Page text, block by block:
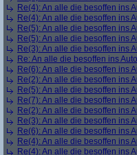
Re(4): An alle die besoffen ins
Re(4): An alle die besoffen ins
Re(5): An alle die besoffen ins
Re(5): An alle die besoffen ins
Re(3): An alle die besoffen ins
Re: An alle die besoffen ins
Re(6): An alle die besoffen ins
Re(2): An alle die besoffen ins
Re(5): An alle die besoffen ins
Re(7): An alle die besoffen ins
Re(2): An alle die besoffen ins
Re(3): An alle die besoffen ins
Re(6): An alle die besoffen ins
Re(4): An alle die besoffen ins
Re(4): An alle die besoffen ins